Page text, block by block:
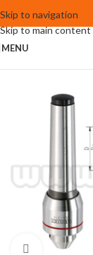
Skip to navigation
Skip to main content
MENU
Click to